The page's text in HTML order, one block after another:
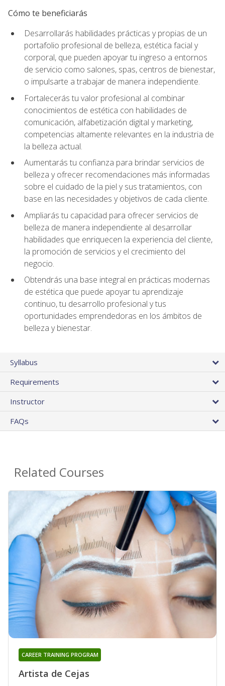
Cómo te beneficiarás
Desarrollarás habilidades prácticas y propias de un
portafolio profesional de belleza, estética facial y
corporal, que pueden apoyar tu ingreso a entornos
de servicio como salones, spas, centros de bienestar,
o impulsarte a trabajar de manera independiente.
Fortalecerás tu valor profesional al combinar
conocimientos de estética con habilidades de
comunicación, alfabetización digital y marketing,
competencias altamente relevantes en la industria de
la belleza actual.
Aumentarás tu confianza para brindar servicios de
belleza y ofrecer recomendaciones más informadas
sobre el cuidado de la piel y sus tratamientos, con
base en las necesidades y objetivos de cada cliente.
Ampliarás tu capacidad para ofrecer servicios de
belleza de manera independiente al desarrollar
habilidades que enriquecen la experiencia del cliente,
la promoción de servicios y el crecimiento del
negocio.
Obtendrás una base integral en prácticas modernas
de estética que puede apoyar tu aprendizaje
continuo, tu desarrollo profesional y tus
oportunidades emprendedoras en los ámbitos de
belleza y bienestar.
Syllabus
Requirements
Instructor
FAQs
Related Courses
Artista de Cejas
CAREER TRAINING PROGRAM